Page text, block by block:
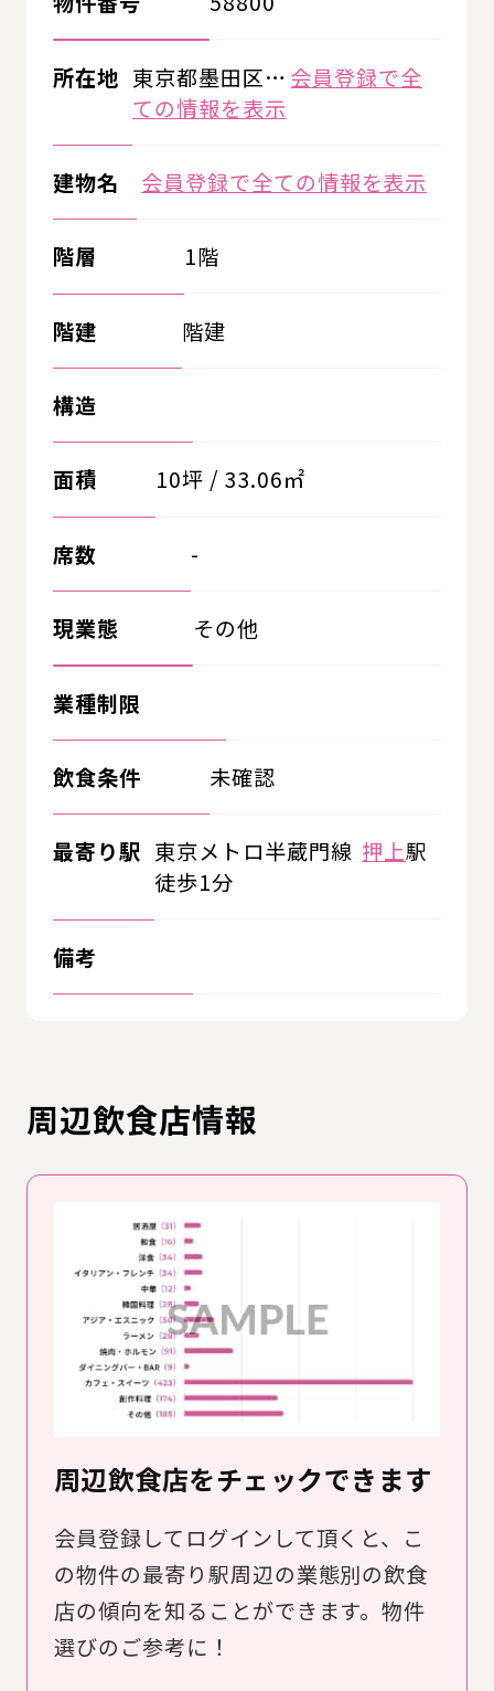
所在地 東京都墨田区… 会員登録で全
ての情報を表示
建物名 会員登録で全ての情報を表示
階層 1階
階建 階建
構造
面積 10坪 / 33.06㎡
席数 -
現業態 その他
業種制限
飲食条件 未確認
最寄り駅 東京メトロ半蔵門線 押上駅
徒歩1分
備考
周辺飲食店情報
周辺飲食店をチェックできます
会員登録してログインして頂くと、こ
の物件の最寄り駅周辺の業態別の飲食
店の傾向を知ることができます。物件
選びのご参考に！